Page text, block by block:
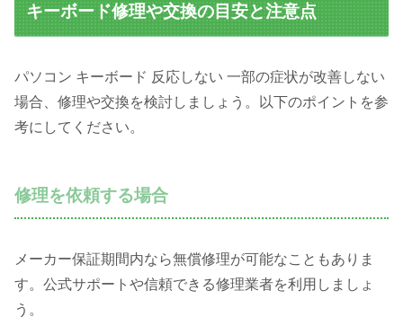
キーボード修理や交換の目安と注意点
パソコン キーボード 反応しない 一部の症状が改善しない
場合、修理や交換を検討しましょう。以下のポイントを参
考にしてください。
修理を依頼する場合
メーカー保証期間内なら無償修理が可能なこともありま
す。公式サポートや信頼できる修理業者を利用しましょ
う。